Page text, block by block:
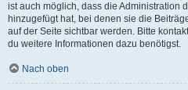
ist auch möglich, dass die Administration
hinzugefügt hat, bei denen sie die
auf der Seite sichtbar werden. Bitte
du weitere Informationen dazu benötigst.
Nach oben